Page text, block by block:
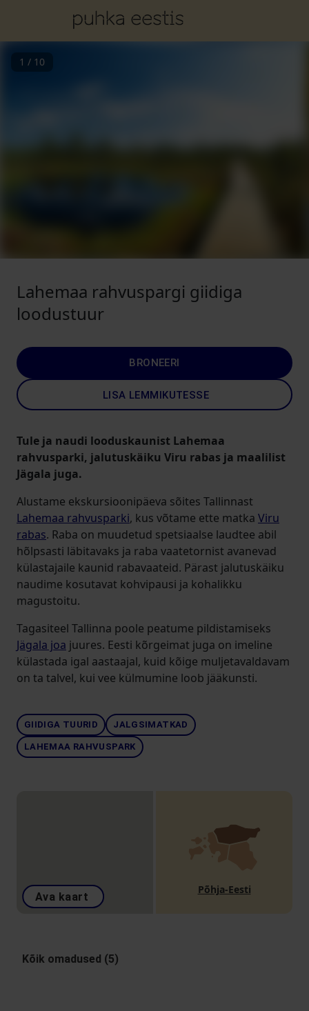
1 / 10
Lahemaa rahvuspargi giidiga
loodustuur
BRONEERI
LISA LEMMIKUTESSE
Tule ja naudi looduskaunist Lahemaa
rahvusparki, jalutuskäiku Viru rabas ja maalilist
Jägala juga.
Alustame ekskursioonipäeva sõites Tallinnast
Lahemaa rahvusparki, kus võtame ette matka Viru
rabas. Raba on muudetud spetsiaalse laudtee abil
hõlpsasti läbitavaks ja raba vaatetornist avanevad
külastajaile kaunid rabavaateid. Pärast jalutuskäiku
naudime kosutavat kohvipausi ja kohalikku
magustoitu.
Tagasiteel Tallinna poole peatume pildistamiseks
Jägala joa juures. Eesti kõrgeimat juga on imeline
külastada igal aastaajal, kuid kõige muljetavaldavam
on ta talvel, kui vee külmumine loob jääkunsti.
GIIDIGA TUURID JALGSIMATKAD
LAHEMAA RAHVUSPARK
Ava kaart
Põhja-Eesti
Kõik omadused (5)